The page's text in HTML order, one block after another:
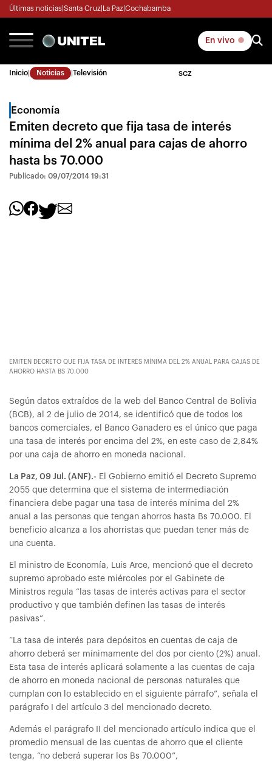
Últimas noticias Santa Cruz La Paz Cochabamba
En vivo
Inicio Noticias Televisión SCZ
Economía
Emiten decreto que fija tasa de interés
mínima del 2% anual para cajas de ahorro
hasta bs 70.000
Publicado: 09/07/2014 19:31
EMITEN DECRETO QUE FIJA TASA DE INTERÉS MÍNIMA DEL 2% ANUAL PARA CAJAS DE
AHORRO HASTA BS 70.000
Según datos extraídos de la web del Banco Central de Bolivia
(BCB), al 2 de julio de 2014, se identificó que de todos los
bancos comerciales, el Banco Ganadero es el único que paga
una tasa de interés por encima del 2%, en este caso de 2,84%
por una caja de ahorro en moneda nacional.
La Paz, 09 Jul. (ANF).- El Gobierno emitió el Decreto Supremo
2055 que determina que el sistema de intermediación
financiera debe pagar una tasa de interés mínima del 2%
anual a las personas que tengan ahorros hasta Bs 70.000. El
beneficio alcanza a los ahorristas que puedan tener más de
una cuenta.
El ministro de Economía, Luis Arce, mencionó que el decreto
supremo aprobado este miércoles por el Gabinete de
Ministros regula “las tasas de interés activas para el sector
productivo y que también definen las tasas de interés
pasivas”.
“La tasa de interés para depósitos en cuentas de caja de
ahorro deberá ser mínimamente del dos por ciento (2%) anual.
Esta tasa de interés aplicará solamente a las cuentas de caja
de ahorro en moneda nacional de personas naturales que
cumplan con lo establecido en el siguiente párrafo”, señala el
parágrafo I del artículo 3 del mencionado decreto.
Además el parágrafo II del mencionado artículo indica que el
promedio mensual de las cuentas de ahorro que el cliente
tenga, “no deberá superar los Bs 70.000”,